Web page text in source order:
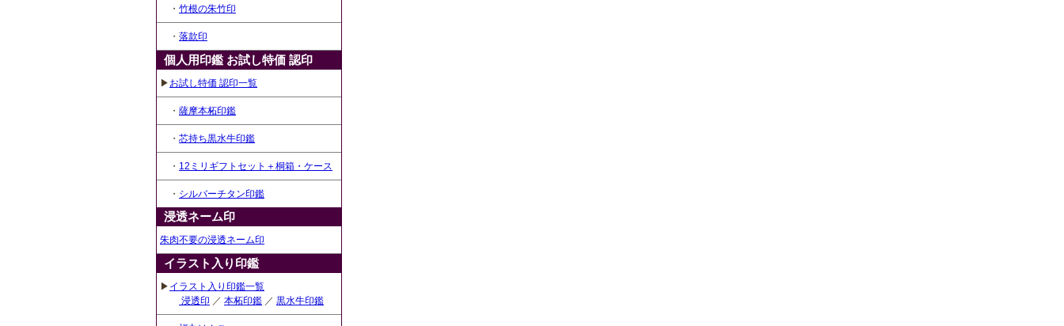
・ 竹根の朱竹印
・ 落款印
個人用印鑑 お試し特価 認印
▶ お試し特価 認印一覧
・ 薩摩本柘印鑑
・ 芯持ち黒水牛印鑑
・ 12ミリギフトセット＋桐箱・ケース
・ シルバーチタン印鑑
浸透ネーム印
朱肉不要の浸透ネーム印
イラスト入り印鑑
▶ イラスト入り印鑑一覧
浸透印 ／ 本柘印鑑 ／ 黒水牛印鑑